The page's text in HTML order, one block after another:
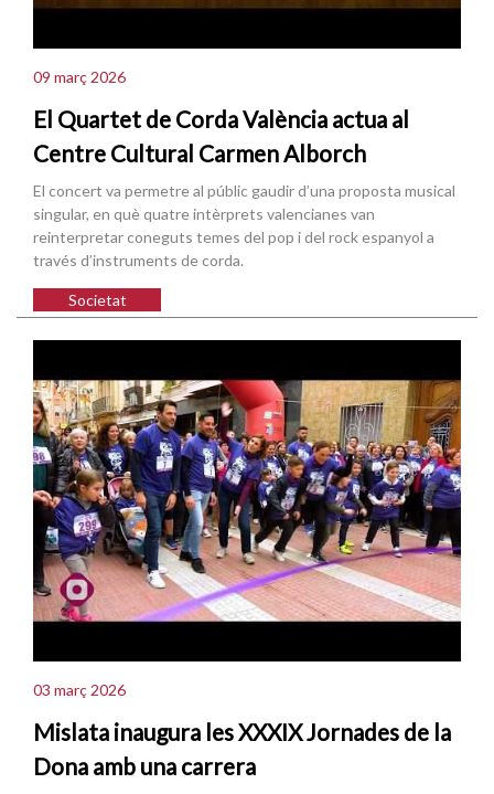
09 març 2026
El Quartet de Corda València actua al
Centre Cultural Carmen Alborch
El concert va permetre al públic gaudir d’una proposta musical
singular, en què quatre intèrprets valencianes van
reinterpretar coneguts temes del pop i del rock espanyol a
través d’instruments de corda.
Societat
03 març 2026
Mislata inaugura les XXXIX Jornades de la
Dona amb una carrera